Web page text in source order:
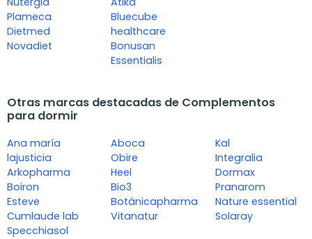
Plameca
Dietmed
Novadiet
Bluecube
healthcare
Bonusan
Essentialis
Otras marcas destacadas de Complementos
para dormir
Ana maría
lajusticia
Arkopharma
Boiron
Esteve
Cumlaude lab
Specchiasol
Aboca
Obire
Heel
Bio3
Botánicapharma
Vitanatur
Kal
Integralia
Dormax
Pranarom
Nature essential
Solaray